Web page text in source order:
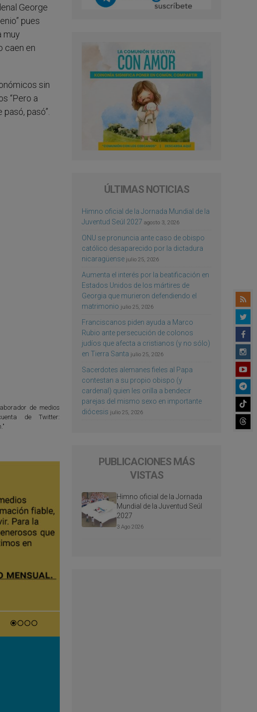
George
pues
muy
caen en
sin
“Pero a
pasó”.
de medios
de Twitter:
ÚLTIMAS NOTICIAS
Himno oficial de la Jornada Mundial de la
Juventud Seúl 2027 agosto 3, 2026
ONU se pronuncia ante caso de obispo
católico desaparecido por la dictadura
nicaragüense julio 25, 2026
Aumenta el interés por la beatificación en
Estados Unidos de los mártires de
Georgia que murieron defendiendo el
matrimonio julio 25, 2026
Franciscanos piden ayuda a Marco
Rubio ante persecución de colonos
judíos que afecta a cristianos (y no sólo)
en Tierra Santa julio 25, 2026
Sacerdotes alemanes fieles al Papa
contestan a su propio obispo (y
cardenal) quien les orilla a bendecir
parejas del mismo sexo en importante
diócesis julio 25, 2026
PUBLICACIONES MÁS
VISTAS
Himno oficial de la Jornada
Mundial de la Juventud Seúl
2027
3 Ago 2026